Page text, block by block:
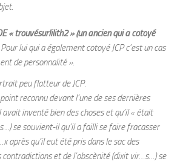
« trouvésurlilith2 » (un ancien qui a cotoyé
Pour lui qui a également cotoyé JCP c’est un cas
de personnalité ».
peu flatteur de JCP.
reconnu devant l’une de ses dernières
avait inventé bien des choses et qu’il « était
se souvient-il qu’il a failli se faire fracasser
après qu’il eut été pris dans le sac des
contradictions et de l’obscènité (dixit vir…s…) se